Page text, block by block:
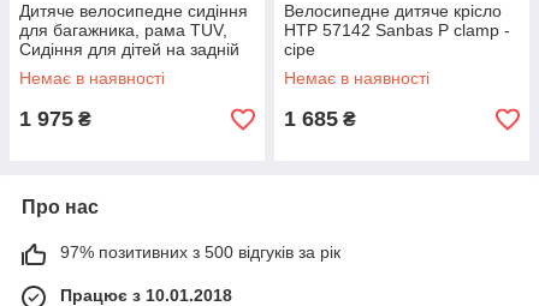
Дитяче велосипедне сидіння
для багажника, рама TUV,
Сидіння для дітей на задній
багажник
Немає в наявності
1 975 ₴
Велосипедне дитяче крісло
HTP 57142 Sanbas P clamp -
сіре
Немає в наявності
1 685 ₴
Про нас
97% позитивних з 500 відгуків за рік
Працює з 10.01.2018